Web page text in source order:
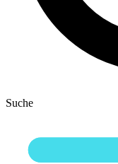
Suche